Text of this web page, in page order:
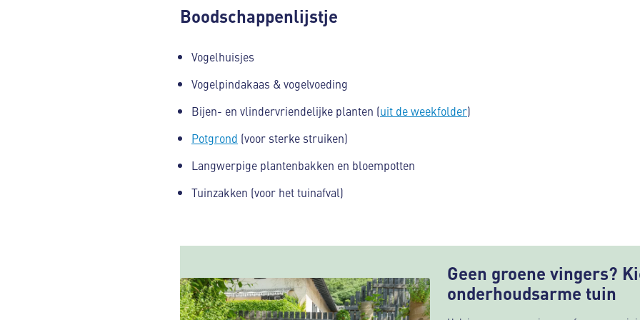
Boodschappenlijstje
Vogelhuisjes
Vogelpindakaas & vogelvoeding
Bijen- en vlindervriendelijke planten (uit de weekfolder)
Potgrond (voor sterke struiken)
Langwerpige plantenbakken en bloempotten
Tuinzakken (voor het tuinafval)
Geen groene vingers?
onderhoudsarme tuin